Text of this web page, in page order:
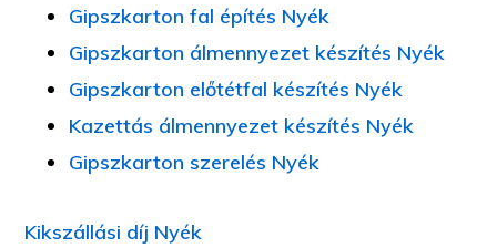
Gipszkarton fal építés Nyék
Gipszkarton álmennyezet készítés Nyék
Gipszkarton előtétfal készítés Nyék
Kazettás álmennyezet készítés Nyék
Gipszkarton szerelés Nyék
Kikszállási díj Nyék